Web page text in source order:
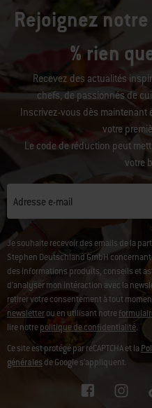
Rejoignez
% rien
Recevez des actualités
chefs, de passionnés de
Inscrivez-vous dès maintenant
votre
Le code de réduction peut
votre
Adresse e-mail
Je souhaite recevoir des emails de la
Stephen Deutschland GmbH
des informations produits, conseils et
d'analyser mon intéraction avec la
retirer votre consentement à tout
newsletterou en utilisant notre
lire notrepolitique de confidentialité.
Ce site est protégé par reCAPTCHA et la
généralesde Google s’appliquent.